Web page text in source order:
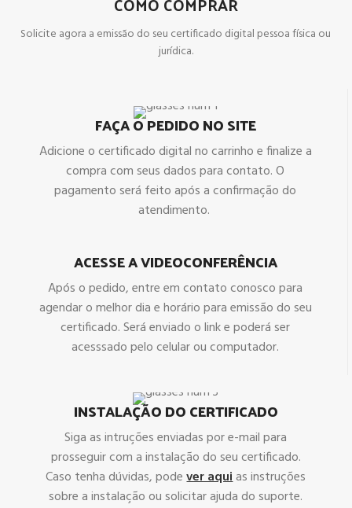
Solicite agora a emissão do seu certificado digital pessoa física ou
jurídica.
FAÇA O PEDIDO NO SITE
Adicione o certificado digital no carrinho e finalize a
compra com seus dados para contato. O
pagamento será feito após a confirmação do
atendimento.
ACESSE A VIDEOCONFERÊNCIA
Após o pedido, entre em contato conosco para
agendar o melhor dia e horário para emissão do seu
certificado. Será enviado o link e poderá ser
acesssado pelo celular ou computador.
INSTALAÇÃO DO CERTIFICADO
Siga as intruções enviadas por e-mail para
prosseguir com a instalação do seu certificado.
Caso tenha dúvidas, podever aquias instruções
sobre a instalação ou solicitar ajuda do suporte.